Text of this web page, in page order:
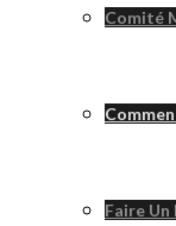
Comité
Faire Un